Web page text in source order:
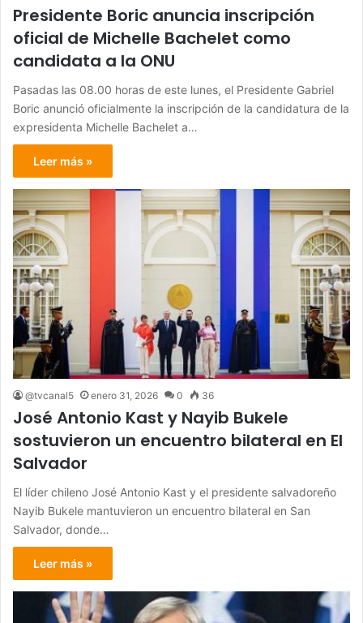
Presidente Boric anuncia inscripción
oficial de Michelle Bachelet como
candidata a la ONU
Pasadas las 08.00 horas de este lunes, el Presidente Gabriel
Boric anunció oficialmente la inscripción de la candidatura de la
expresidenta Michelle Bachelet a…
Leer más »
@tvcanal5 enero 31, 2026 0 36
José Antonio Kast y Nayib Bukele
sostuvieron un encuentro bilateral en El
Salvador
El líder chileno José Antonio Kast y el presidente salvadoreño
Nayib Bukele mantuvieron un encuentro bilateral en San
Salvador, donde…
Leer más »